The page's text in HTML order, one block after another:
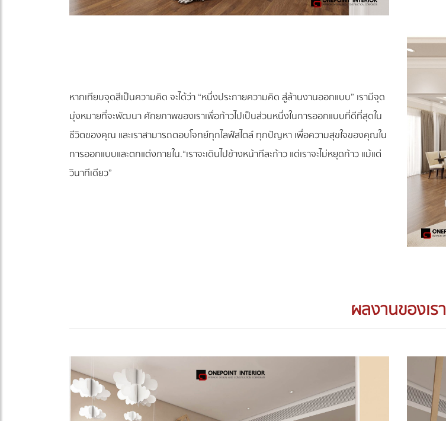
หากเทียบจุดสีเป็นความคิด จะได้ว่า “หนึ่งประกายความคิด สู่ล้านงานออกแบบ” เรามีจุด
มุ่งหมายที่จะพัฒนา ศักยภาพของเราเพื่อก้าวไปเป็นส่วนหนึ่งในการออกแบบที่ดีที่สุดใน
ชีวิตของคุณ และเราสามารถตอบโจทย์ทุกไลฟ์สไตล์ ทุกปัญหา เพื่อความสุขใจของคุณใน
การออกแบบและตกแต่งภายใน.“เราจะเดินไปข้างหน้าทีละก้าว แต่เราจะไม่หยุดก้าว แม้แต่
วินาทีเดียว”
ผลงานของเรา